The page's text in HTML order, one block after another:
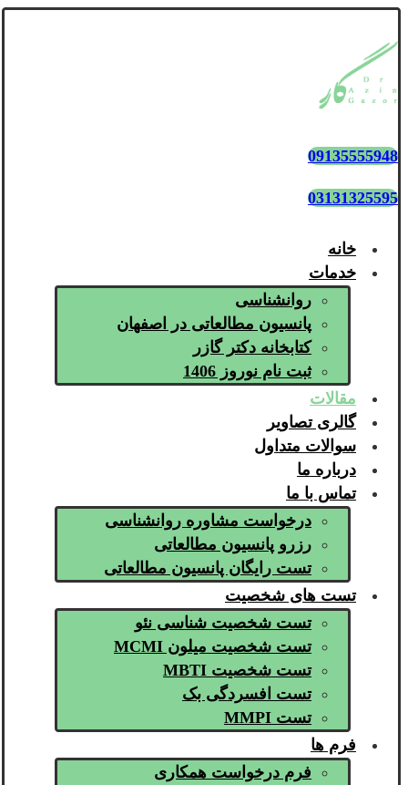
09135555948
03131325595
خانه
خدمات
روانشناسی
پانسیون مطالعاتی در اصفهان
کتابخانه دکتر گازر
ثبت نام نوروز 1406
مقالات
گالری تصاویر
سوالات متداول
درباره ما
تماس با ما
درخواست مشاوره روانشناسی
رزرو پانسیون مطالعاتی
تست رایگان پانسیون مطالعاتی
تست های شخصیت
تست شخصیت شناسی نئو
تست شخصیت میلون MCMI
تست شخصیت MBTI
تست افسردگی بک
تست MMPI
فرم ها
فرم درخواست همکاری